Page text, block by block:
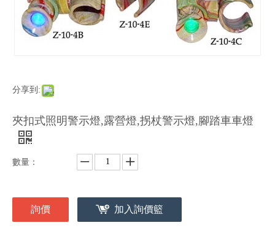
分享到:
夾扣式照明警示燈,露營燈,拐杖警示燈,腳踏車車燈
數量：
詢價 加入詢價籃